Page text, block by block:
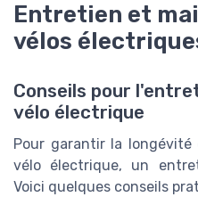
Entretien et
vélos
Conseils pour
vélo électrique
Pour garantir la
vélo électrique, un
Voici quelques conseils